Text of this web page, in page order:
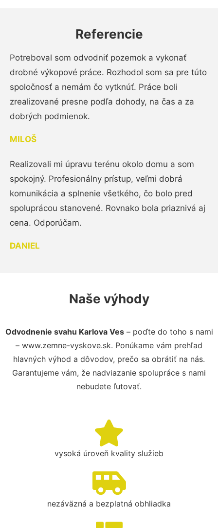
Referencie
Potreboval som odvodniť pozemok a vykonať
drobné výkopové práce. Rozhodol som sa pre túto
spoločnosť a nemám čo vytknúť. Práce boli
zrealizované presne podľa dohody, na čas a za
dobrých podmienok.
MILOŠ
Realizovali mi úpravu terénu okolo domu a som
spokojný. Profesionálny prístup, veľmi dobrá
komunikácia a splnenie všetkého, čo bolo pred
spoluprácou stanovené. Rovnako bola priaznivá aj
cena. Odporúčam.
DANIEL
Naše výhody
Odvodnenie svahu Karlova Ves– poďte do toho s nami
– www.zemne-vyskove.sk. Ponúkame vám prehľad
hlavných výhod a dôvodov, prečo sa obrátiť na nás.
Garantujeme vám, že nadviazanie spolupráce s nami
nebudete ľutovať.
vysoká úroveň kvality služieb
nezáväzná a bezplatná obhliadka